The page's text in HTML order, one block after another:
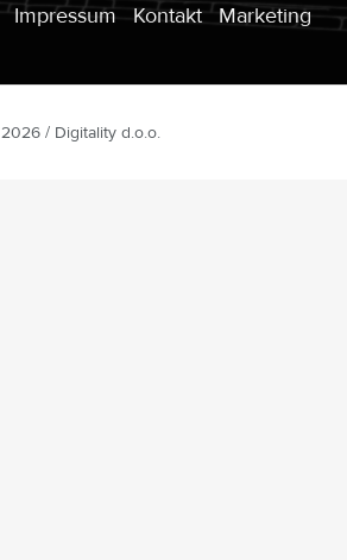
Impressum Kontakt Marketing
2026 / Digitality d.o.o.